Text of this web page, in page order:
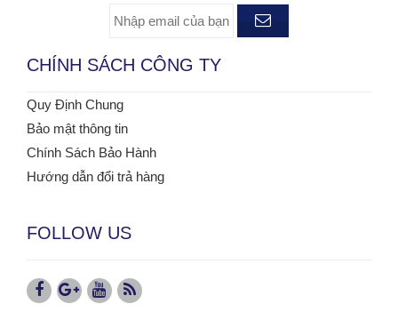
CHÍNH SÁCH CÔNG TY
Quy Định Chung
Bảo mật thông tin
Chính Sách Bảo Hành
Hướng dẫn đổi trả hàng
FOLLOW US